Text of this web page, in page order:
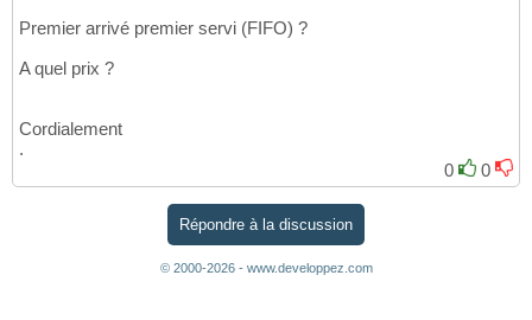
Premier arrivé premier servi (FIFO) ?
A quel prix ?
Cordialement
.
0
0
Répondre à la discussion
© 2000-2026 - www.developpez.com